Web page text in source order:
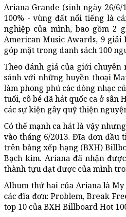
Ariana Grande (sinh ngày 26/
100% - vùng đất nổi tiếng là
nghiệp của mình, bao gồm 2
American Music Awards, 9 giải
góp mặt trong danh sách 100
Theo đánh giá của giới
sánh với những huyền thoại
làm phong phú các dòng nhạc
tuổi, cô bé đã hát quốc ca ở sân
các sự kiện gây quỹ thiện
Có thế mạnh ca hát là vậy
vào tháng 6/2013. Đĩa đơn đầu
trên bảng xếp hạng (BXH)
Bạch kim. Ariana đã nhận
thành tựu đạt được của mình
Album thứ hai của Ariana là
các đĩa đơn: Problem, Break
top 10 của BXH Billboard Hot